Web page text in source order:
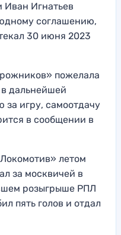
Иван Игнатьев
соглашению,
30 июня 2023
пожелала
в дальнейшей
за игру, самоотдачу
в сообщении в
летом
за москвичей в
розыгрыше РПЛ
пять голов и отдал